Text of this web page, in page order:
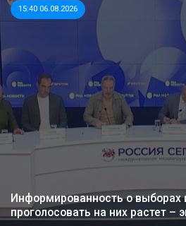
15:40 06.08.2026
Информированность о выборах
проголосовать на них растет –